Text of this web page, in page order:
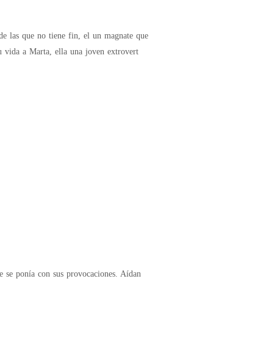
vida a Marta, ella una joven extrovert
ponía con sus provocaciones. Aídan